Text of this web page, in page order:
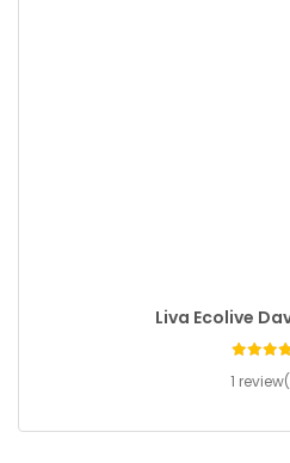
Liva Ecolive
1